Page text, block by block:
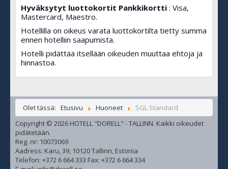
Hyväksytyt luottokortit Pankkikortti : Visa,
Mastercard, Maestro.
Hotellilla on oikeus varata luottokortilta tietty summa
ennen hotelliin saapumista.
Hotelli pidättää itsellään oikeuden muuttaa ehtoja ja
hinnastoa.
Olet tässä: Etusivu Huoneet
SGL Standard
Copyright © 2026 HOTELL "DORELL" - TALLINN. Kaikki oikeudet
pidätetään.
Reg. nr: 10073069
Aadress: Karu, 39, 10120 Tallinn, Estonia
Telefon: +372 6 664 333 Fax: +372 6 664 334